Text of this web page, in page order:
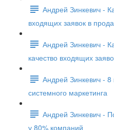
Андрей Зинкевич -
входящих заявок в
Андрей Зинкевич -
качество входящих
Андрей Зинкевич -
системного маркетинга
Андрей Зинкевич -
у 80% компаний